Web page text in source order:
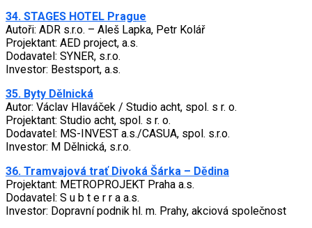
34. STAGES HOTEL Prague
Autoři: ADR s.r.o. – Aleš Lapka, Petr Kolář
Projektant: AED project, a.s.
Dodavatel: SYNER, s.r.o.
Investor: Bestsport, a.s.
35. Byty Dělnická
Autor: Václav Hlaváček / Studio acht, spol. s r. o.
Projektant: Studio acht, spol. s r. o.
Dodavatel: MS-INVEST a.s./CASUA, spol. s.r.o.
Investor: M Dělnická, s.r.o.
36. Tramvajová trať Divoká Šárka – Dědina
Projektant: METROPROJEKT Praha a.s.
Dodavatel: S u b t e r r a a.s.
Investor: Dopravní podnik hl. m. Prahy, akciová společnost